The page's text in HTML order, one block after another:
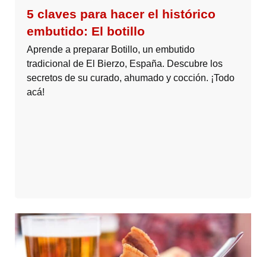
5 claves para hacer el histórico
embutido: El botillo
Aprende a preparar Botillo, un embutido
tradicional de El Bierzo, España. Descubre los
secretos de su curado, ahumado y cocción. ¡Todo
acá!